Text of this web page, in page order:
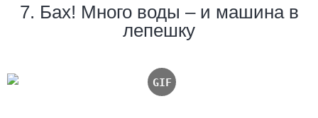
7. Бах! Много воды – и машина в
лепешку